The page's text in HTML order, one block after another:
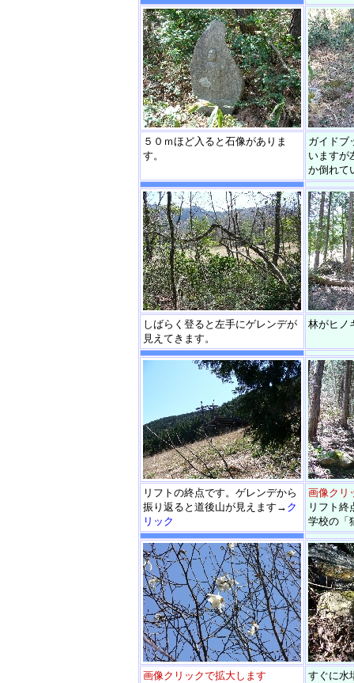
５０ｍほど入ると石像がありま
す。
ガイドブ
いますが
か倒れて
しばらく登ると左手にゲレンデが
見えてきます。
林がヒノ
リフトの終点です。ゲレンデから
振り返ると道後山が見えます→ ク
リック
画像クリ
リフト終
学校の「
画像クリックで拡大します すぐに水